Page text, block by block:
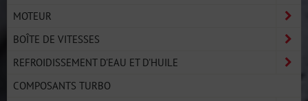
MOTEUR
BOÎTE DE VITESSES
REFROIDISSEMENT D'EAU ET D'HUILE
COMPOSANTS TURBO